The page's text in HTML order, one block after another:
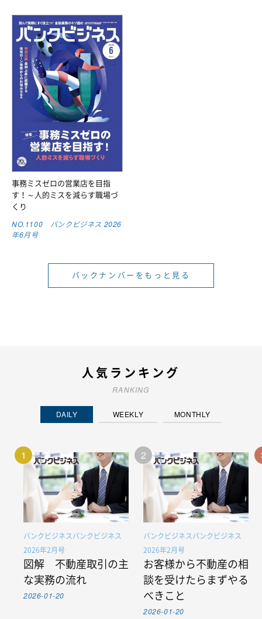
事務ミスゼロの営業店を目指
す！～人的ミスを減らす職場づ
くり
NO.1100 バンクビジネス 2026
年6月号
バックナンバーをもっと見る
人気ランキング
RANKING
DAILY WEEKLY MONTHLY
1
バンクビジネスバンクビジネス
2026年2月号
図解 不動産取引の主
な実務の流れ
2026-01-20
2
バンクビジネスバンクビジネス
2026年2月号
お客様から不動産の相
談を受けたらまずやる
べきこと
2026-01-20